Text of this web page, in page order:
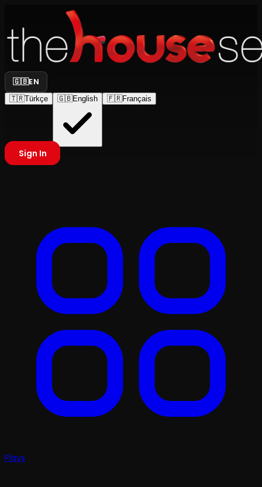
🇬🇧EN
🇹🇷Türkçe 🇬🇧English 🇫🇷Français
Sign In
Plays